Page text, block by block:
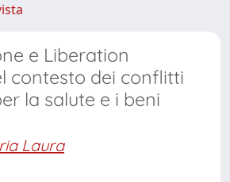
e Liberation
contesto dei conflitti
la salute e i beni
Laura